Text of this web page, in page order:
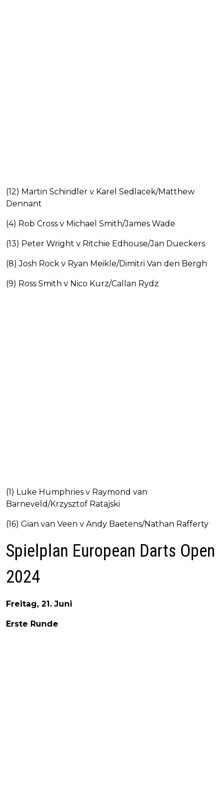
(12) Martin Schindler v Karel Sedlacek/Matthew
Dennant
(4) Rob Cross v Michael Smith/James Wade
(13) Peter Wright v Ritchie Edhouse/Jan Dueckers
(8) Josh Rock v Ryan Meikle/Dimitri Van den Bergh
(9) Ross Smith v Nico Kurz/Callan Rydz
(1) Luke Humphries v Raymond van
Barneveld/Krzysztof Ratajski
(16) Gian van Veen v Andy Baetens/Nathan Rafferty
Spielplan European Darts Open
2024
Freitag, 21. Juni
Erste Runde